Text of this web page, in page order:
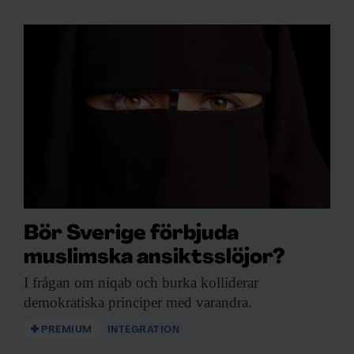
Bör Sverige förbjuda
muslimska ansiktsslöjor?
I frågan om niqab och burka kolliderar
demokratiska principer med varandra.
PREMIUM INTEGRATION